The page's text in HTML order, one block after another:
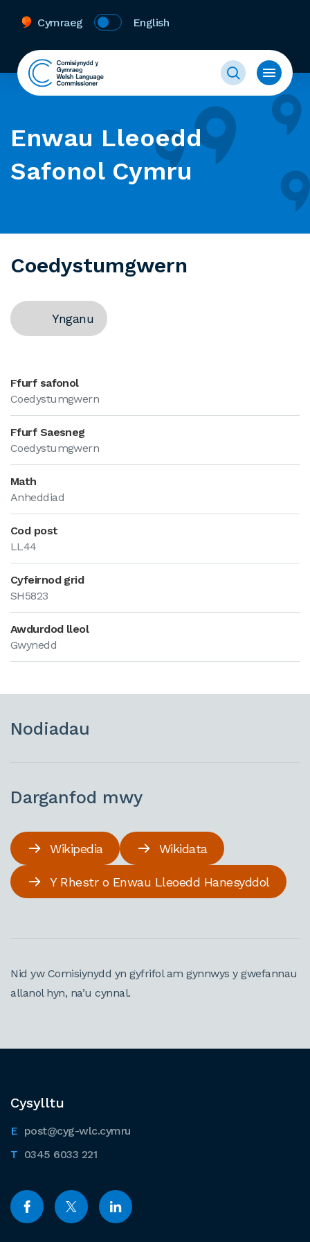
Cymraeg English
Enwau Lleoedd
Safonol Cymru
Coedystumgwern
Ynganu
Ffurf safonol
Coedystumgwern
Ffurf Saesneg
Coedystumgwern
Math
Anheddiad
Cod post
LL44
Cyfeirnod grid
SH5823
Awdurdod lleol
Gwynedd
Nodiadau
Darganfod mwy
Wikipedia Wikidata
Y Rhestr o Enwau Lleoedd Hanesyddol
Nid yw Comisiynydd yn gyfrifol am gynnwys y gwefannau
allanol hyn, na’u cynnal.
Cysylltu
post@cyg-wlc.cymru
0345 6033 221